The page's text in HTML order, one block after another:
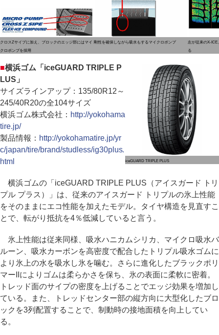
クロスZサイプに加え、ブロックのエッジ部にはマイ
クロポンプを採用
剛性を確保しながら吸水もするマイクロポンプ
左が従来のX-ICE
る
iceGUARD TRIPLE PLUS
■横浜ゴム「iceGUARD TRIPLE P
LUS」
サイズラインアップ：135/80R12～
245/40R20の全104サイズ
横浜ゴム株式会社： http://yokohama
tire.jp/
製品情報： http://yokohamatire.jp/yr
c/japan/tire/brand/studless/ig30plus.
html
横浜ゴムの「iceGUARD TRIPLE PLUS（アイスガード トリ
プル プラス）」は、従来のアイスガード トリプルの氷上性能
をそのままにエコ性能を加えたモデル。タイヤ構造を見直すこ
とで、転がり抵抗を4％低減していると言う。
氷上性能は従来同様、吸水ハニカムシリカ、マイクロ吸水バ
ルーン、吸水カーボンを高密度で配合したトリプル吸水ゴムに
より氷上の水を吸水し氷を噛む。さらに進化したブラックポリ
マーIIによりゴムは柔らかさを保ち、氷の表面に柔軟に密着。
トレッド面のサイプの密度を上げることでエッジ効果を増加し
ている。また、トレッドセンター部の縦方向に大型化したブロ
ックを3列配置することで、制動時の接地面積を向上してい
る。